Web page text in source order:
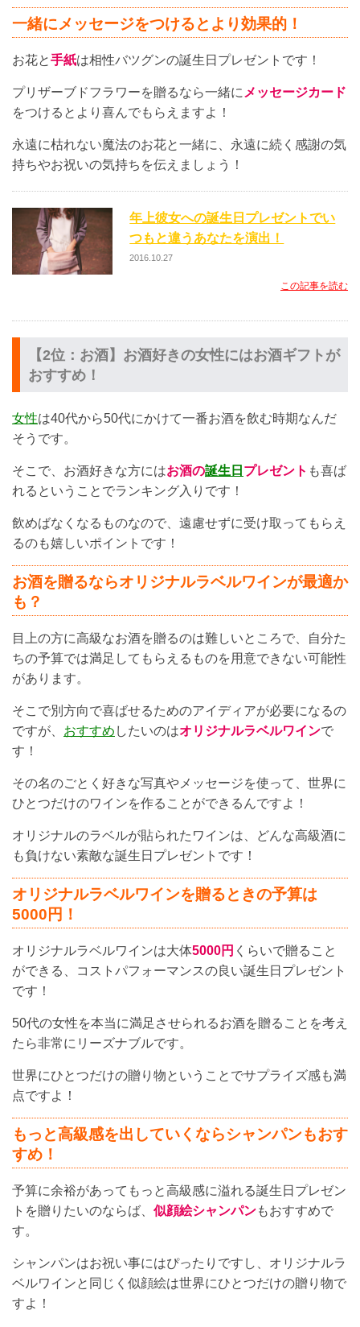
一緒にメッセージをつけるとより効果的！
お花と手紙は相性バツグンの誕生日プレゼントです！
プリザーブドフラワーを贈るなら一緒に メッセージカード
をつけるとより喜んでもらえますよ！
永遠に枯れない魔法のお花と一緒に、永遠に続く感謝の気
持ちやお祝いの気持ちを伝えましょう！
年上彼女への誕生日プレゼントでい
つもと違うあなたを演出！
2016.10.27
この記事を読む
【2位：お酒】お酒好きの女性にはお酒ギフトが
おすすめ！
女性は40代から50代にかけて一番お酒を飲む時期なんだ
そうです。
そこで、お酒好きな方にはお酒の誕生日 プレゼント も喜ば
れるということでランキング入りです！
飲めばなくなるものなので、遠慮せずに受け取ってもらえ
るのも嬉しいポイントです！
お酒を贈るならオリジナルラベルワインが最適か
も？
目上の方に高級なお酒を贈るのは難しいところで、自分た
ちの予算では満足してもらえるものを用意できない可能性
があります。
そこで別方向で喜ばせるためのアイディアが必要になるの
ですが、 おすすめ したいのはオリジナルラベルワインで
す！
その名のごとく好きな写真やメッセージを使って、世界に
ひとつだけのワインを作ることができるんですよ！
オリジナルのラベルが貼られたワインは、どんな高級酒に
も負けない素敵な誕生日プレゼントです！
オリジナルラベルワインを贈るときの予算は
5000円！
オリジナルラベルワインは大体5000円 くらいで贈ること
ができる、コストパフォーマンスの良い誕生日プレゼント
です！
50代の女性を本当に満足させられるお酒を贈ることを考え
たら非常にリーズナブルです。
世界にひとつだけの贈り物ということでサプライズ感も満
点ですよ！
もっと高級感を出していくならシャンパンもおす
すめ！
予算に余裕があってもっと高級感に溢れる誕生日プレゼン
トを贈りたいのならば、 似顔絵シャンパンもおすすめで
す。
シャンパンはお祝い事にはぴったりですし、オリジナルラ
ベルワインと同じく似顔絵は世界にひとつだけの贈り物で
すよ！